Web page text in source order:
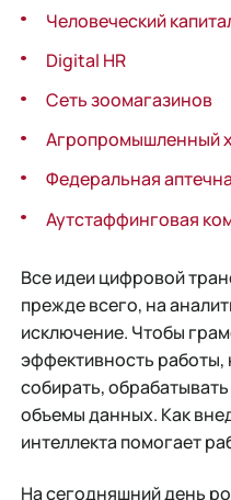
Человеческий
Digital HR
Сеть зоомагазинов
Агропромышленный
Федеральная
Аутстаффинговая
Все идеи цифровой
прежде всего, на
исключение. Чтобы
эффективность
собирать,
объемы данных. Как
интеллекта помогает
На сегодняшний день